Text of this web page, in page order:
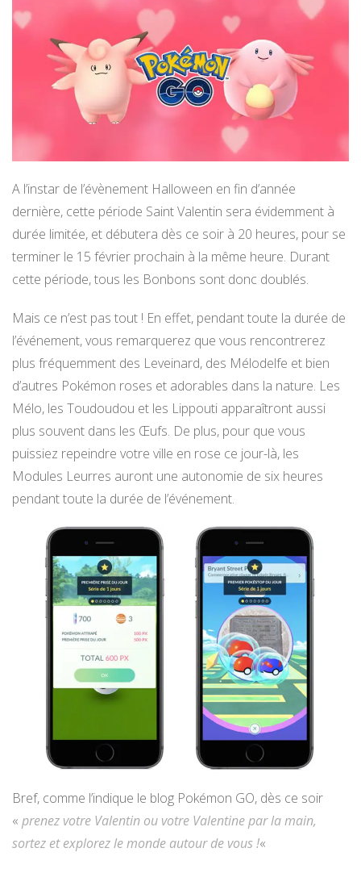
A l’instar de l’évènement Halloween en fin d’année
dernière, cette période Saint Valentin sera évidemment à
durée limitée, et débutera dès ce soir à 20 heures, pour se
terminer le 15 février prochain à la même heure. Durant
cette période, tous les Bonbons sont donc doublés.
Mais ce n’est pas tout ! En effet, pendant toute la durée de
l’événement, vous remarquerez que vous rencontrerez
plus fréquemment des Leveinard, des Mélodelfe et bien
d’autres Pokémon roses et adorables dans la nature. Les
Mélo, les Toudoudou et les Lippouti apparaîtront aussi
plus souvent dans les Œufs. De plus, pour que vous
puissiez repeindre votre ville en rose ce jour-là, les
Modules Leurres auront une autonomie de six heures
pendant toute la durée de l’événement.
Bref, comme l’indique le blog Pokémon GO, dès ce soir
« prenez votre Valentin ou votre Valentine par la main,
sortez et explorez le monde autour de vous !«